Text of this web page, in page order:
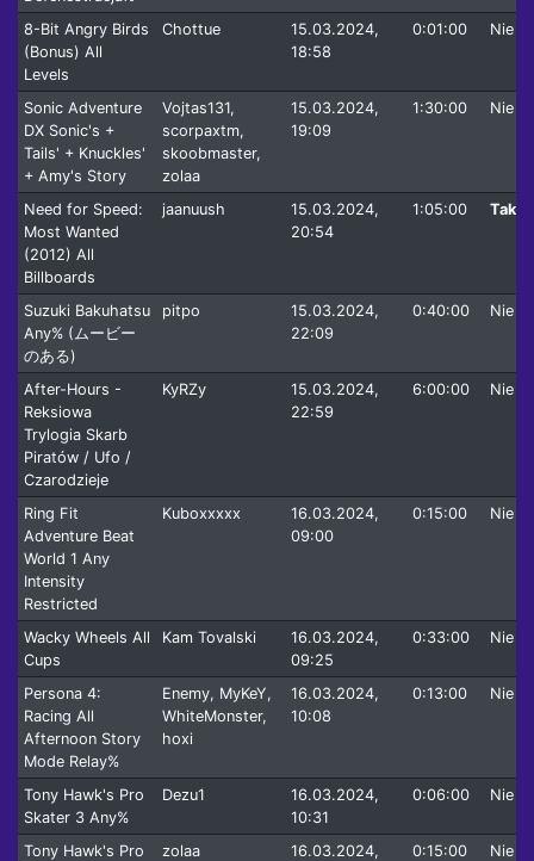
8-Bit Angry Birds
(Bonus) All
Levels
Chottue
15.03.2024,
18:58
0:01:00 Nie
Sonic Adventure
DX Sonic's +
Tails' + Knuckles'
+ Amy's Story
Vojtas131,
scorpaxtm,
skoobmaster,
zolaa
15.03.2024,
19:09
1:30:00 Nie
Need for Speed:
Most Wanted
(2012) All
Billboards
jaanuush
15.03.2024,
20:54
1:05:00 Tak
Suzuki Bakuhatsu
Any% (ムービー
のある)
pitpo
15.03.2024,
22:09
0:40:00 Nie
After-Hours -
Reksiowa
Trylogia Skarb
Piratów / Ufo /
Czarodzieje
KyRZy
15.03.2024,
22:59
6:00:00 Nie
Ring Fit
Adventure Beat
World 1 Any
Intensity
Restricted
Kuboxxxxx
16.03.2024,
09:00
0:15:00 Nie
Wacky Wheels All
Cups
Kam Tovalski
16.03.2024,
09:25
0:33:00 Nie
Persona 4:
Racing All
Afternoon Story
Mode Relay%
Enemy, MyKeY,
WhiteMonster,
hoxi
16.03.2024,
10:08
0:13:00 Nie
Tony Hawk's Pro
Skater 3 Any%
Dezu1
16.03.2024,
10:31
0:06:00 Nie
Tony Hawk's Pro
zolaa
16.03.2024,
0:15:00 Nie